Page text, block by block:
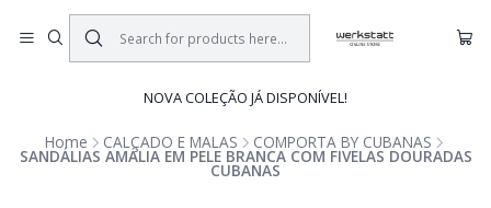
NOVA COLEÇÃO JÁ DISPONÍVEL!
Home CALÇADO E MALAS COMPORTA BY CUBANAS
SANDÁLIAS AMÁLIA EM PELE BRANCA COM FIVELAS DOURADAS
CUBANAS